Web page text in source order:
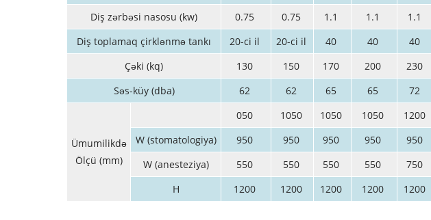
Diş zərbəsi nasosu (kw)
0.75 0.75 1.1 1.1
1.1
Diş toplamaq çirklənmə tankı
20-ci il 20-ci il 40 40
40
Çəki (kq)
130 150 170 200
230
Səs-küy (dba)
62 62 65 65 72
Ümumilikdə
Ölçü (mm)
050 1050 1050 1050 1200
W (stomatologiya)
950 950 950 950 950
W (anesteziya)
550 550 550 550 750
H
1200 1200 1200 1200 1200